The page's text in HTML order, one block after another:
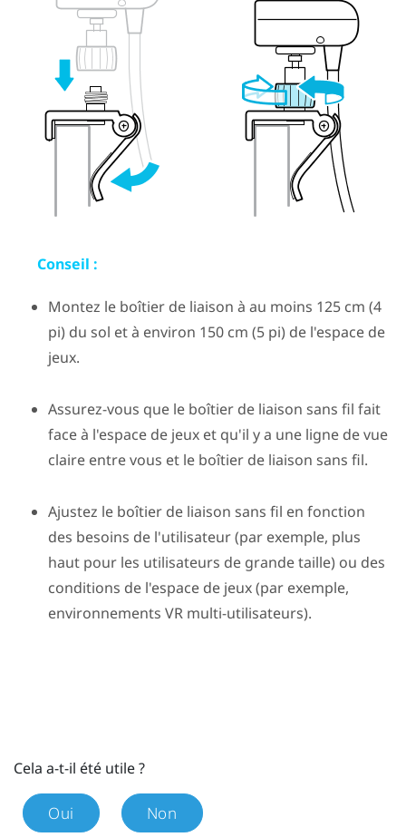
Conseil :
Montez le boîtier de liaison à au moins 125 cm (4
pi) du sol et à environ 150 cm (5 pi) de l'espace de
jeux.
Assurez-vous que le boîtier de liaison sans fil fait
face à l'espace de jeux et qu'il y a une ligne de vue
claire entre vous et le boîtier de liaison sans fil.
Ajustez le boîtier de liaison sans fil en fonction
des besoins de l'utilisateur (par exemple, plus
haut pour les utilisateurs de grande taille) ou des
conditions de l'espace de jeux (par exemple,
environnements VR multi-utilisateurs).
Cela a-t-il été utile ?
Oui Non